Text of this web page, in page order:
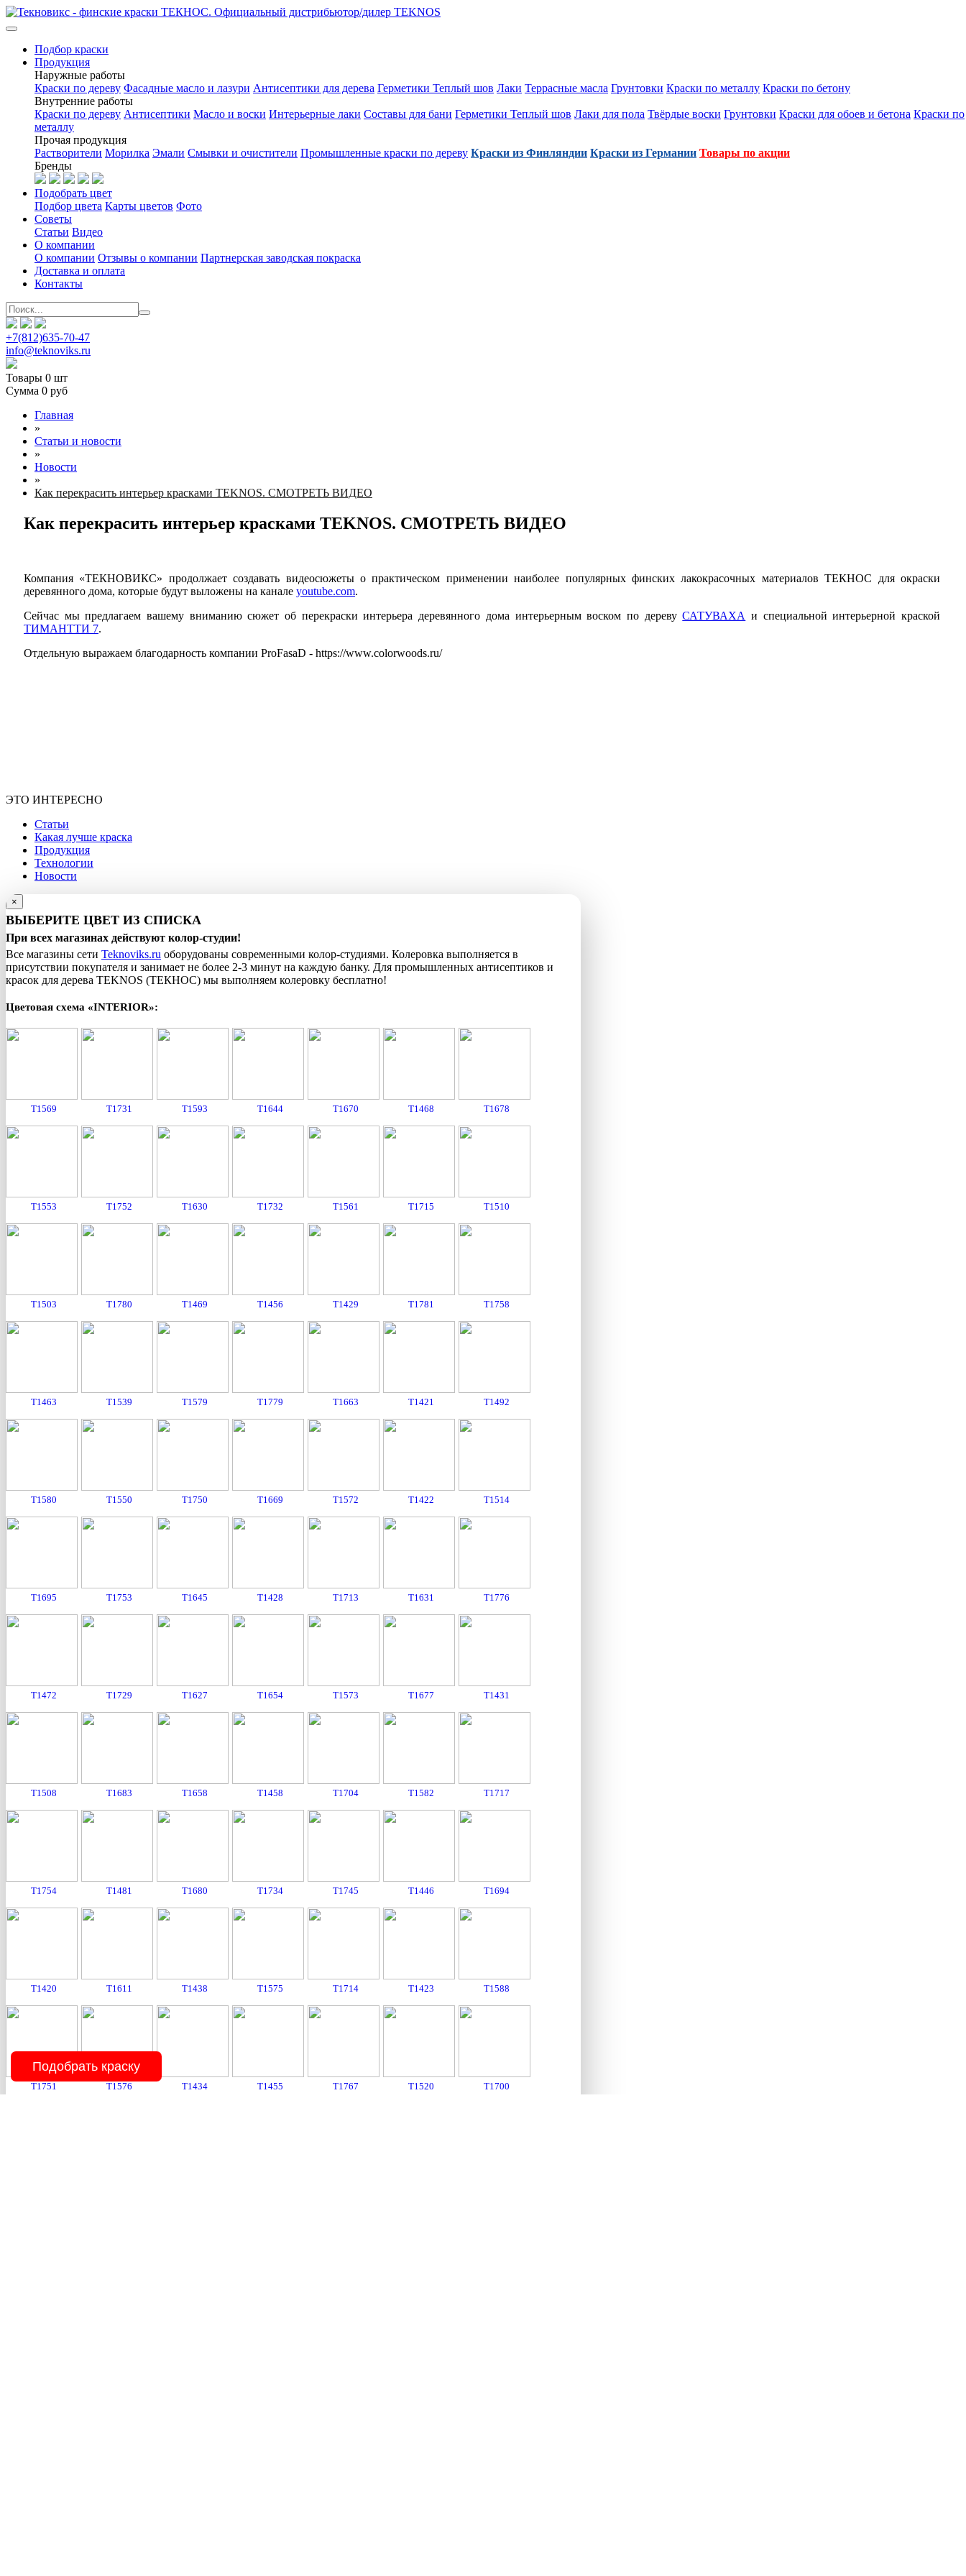
Подбор краски
Продукция
Наружные работы
Краски по дереву Фасадные масло и лазури Антисептики для дерева Герметики Теплый шов Лаки Террасные масла Грунтовки Краски по металлу Краски по бетону
Внутренние работы
Краски по дереву Антисептики Масло и воски Интерьерные лаки Составы для бани Герметики Теплый шов Лаки для пола Твёрдые воски Грунтовки Краски для обоев и бетона Краски по
металлу
Прочая продукция
Растворители Морилка Эмали Смывки и очистители Промышленные краски по дереву Краски из Финляндии Краски из Германии Товары по акции
Бренды
Подобрать цвет
Подбор цвета Карты цветов Фото
Советы
Статьи Видео
О компании
О компании Отзывы о компании Партнерская заводская покраска
Доставка и оплата
Контакты
+7(812)635-70-47
info@teknoviks.ru
Товары 0 шт
Сумма 0 руб
Главная
»
Статьи и новости
»
Новости
»
Как перекрасить интерьер красками TEKNOS. СМОТРЕТЬ ВИДЕО
Как перекрасить интерьер красками TEKNOS. СМОТРЕТЬ ВИДЕО
Компания «ТЕКНОВИКС» продолжает создавать видеосюжеты о практическом применении наиболее популярных финских лакокрасочных материалов ТЕКНОС для окраски
деревянного дома, которые будут выложены на канале youtube.com.
Сейчас мы предлагаем вашему вниманию сюжет об перекраски интерьера деревянного дома интерьерным воском по деревуСАТУВАХА и специальной интерьерной краской
ТИМАНТТИ 7.
Отдельную выражаем благодарность компании ProFasaD - https://www.colorwoods.ru/
ЭТО ИНТЕРЕСНО
Статьи
Какая лучше краска
Продукция
Технологии
Новости
×
ВЫБЕРИТЕ ЦВЕТ ИЗ СПИСКА
При всех магазинах действуют колор-студии!
Все магазины сети Teknoviks.ru оборудованы современными колор-студиями. Колеровка выполняется в
присутствии покупателя и занимает не более 2-3 минут на каждую банку. Для промышленных антисептиков и
красок для дерева TEKNOS (ТЕКНОС) мы выполняем колеровку бесплатно!
Цветовая схема «INTERIOR»:
T1569 T1731 T1593 T1644 T1670 T1468 T1678
T1553 T1752 T1630 T1732 T1561 T1715 T1510
T1503 T1780 T1469 T1456 T1429 T1781 T1758
T1463 T1539 T1579 T1779 T1663 T1421 T1492
T1580 T1550 T1750 T1669 T1572 T1422 T1514
T1695 T1753 T1645 T1428 T1713 T1631 T1776
T1472 T1729 T1627 T1654 T1573 T1677 T1431
T1508 T1683 T1658 T1458 T1704 T1582 T1717
T1754 T1481 T1680 T1734 T1745 T1446 T1694
T1420 T1611 T1438 T1575 T1714 T1423 T1588
T1751 T1576 T1434 T1455 T1767 T1520 T1700
Подобрать краску